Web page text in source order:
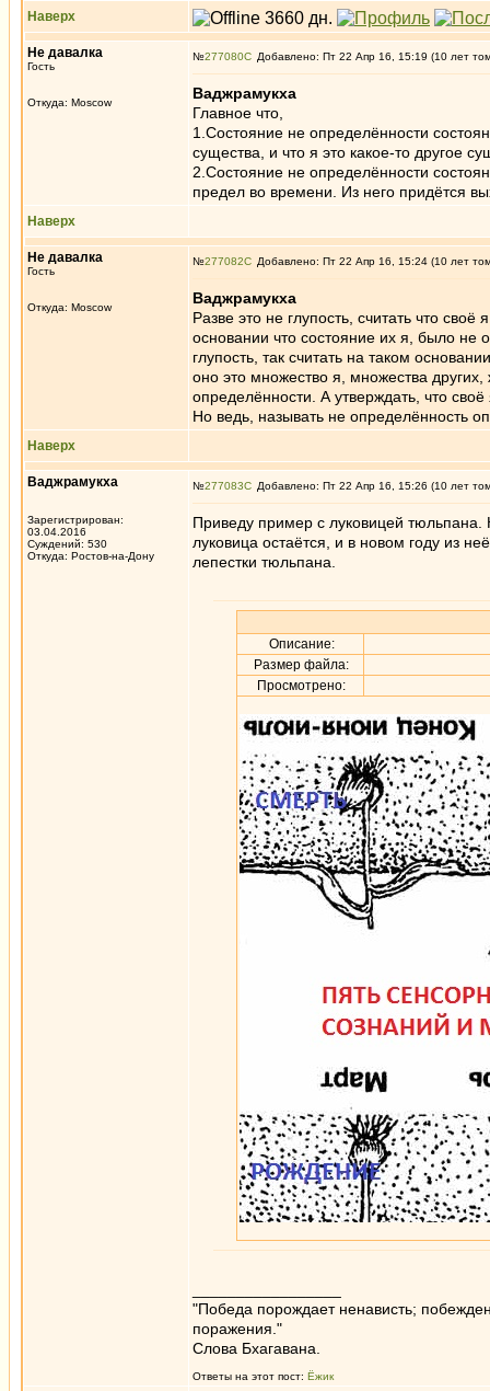
Наверх
Не давалка
Гость
Откуда: Moscow
№277080 Добавлено: Пт 22 Апр 16, 15:19 (10 лет
Ваджрамукха
Главное что,
1.Состояние не определённости
существа, и что я это какое-то другое
2.Состояние не определённости
предел во времени. Из него придётся
Наверх
Не давалка
Гость
Откуда: Moscow
№277082 Добавлено: Пт 22 Апр 16, 15:24 (10 лет
Ваджрамукха
Разве это не глупость, считать что
основании что состояние их я, было
глупость, так считать на таком
оно это множество я, множества
определённости. А утверждать, что
Но ведь, называть не определённость
Наверх
Ваджрамукха
Зарегистрирован:
03.04.2016
Суждений: 530
Откуда: Ростов-на-Дону
№277083 Добавлено: Пт 22 Апр 16, 15:26 (10 лет
Приведу пример с луковицей тюльпана.
луковица остаётся, и в новом году из
лепестки тюльпана.
Описание:
Размер файла:
Просмотрено:
"Победа порождает ненависть;
поражения."
Слова Бхагавана.
Ответы на этот пост: Ёжик